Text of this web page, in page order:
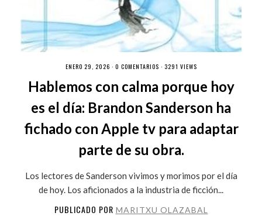
ENERO 29, 2026 · 0 COMENTARIOS · 3291 VIEWS
Hablemos con calma porque hoy
es el día: Brandon Sanderson ha
fichado con Apple tv para adaptar
parte de su obra.
Los lectores de Sanderson vivimos y morimos por el día
de hoy. Los aficionados a la industria de ficción...
PUBLICADO POR MARITXU OLAZABAL